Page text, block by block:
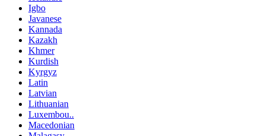
Igbo
Javanese
Kannada
Kazakh
Khmer
Kurdish
Kyrgyz
Latin
Latvian
Lithuanian
Luxembou..
Macedonian